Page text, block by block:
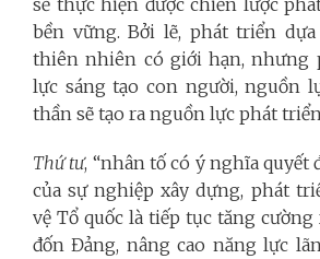
bền vững. Bởi lẽ, phát triển
thiên nhiên có giới hạn, nhưng
lực sáng tạo con người, nguồn
thần sẽ tạo ra nguồn lực phát
Thứ tư, “nhân tố có ý nghĩa
của sự nghiệp xây dựng, phát
vệ Tổ quốc là tiếp tục tăng
đốn Đảng, nâng cao năng lực